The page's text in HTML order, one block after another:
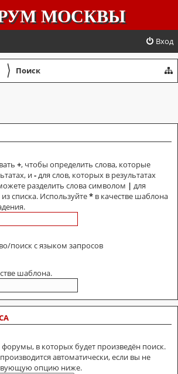
МОСКВЫ
Вход
〉 Поиск
+, чтобы определить слова, которые
и- для слов, которых в результатах
разделить слова символом | для
списка. Используйте* в качестве шаблона
поиск с языком запросов
шаблона.
в которых будет произведён поиск.
автоматически, если вы не
опцию ниже.